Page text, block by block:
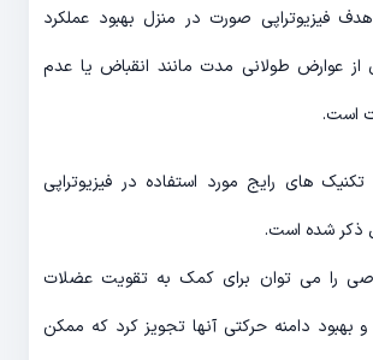
فیزیوتراپی صورت در منزل بهبود عملکرد
از عوارض طولانی مدت مانند انقباض یا عدم
است.
های رایج مورد استفاده در فیزیوتراپی
ذکر شده است.
را می توان برای کمک به تقویت عضلات
دامنه حرکتی آنها تجویز کرد که ممکن